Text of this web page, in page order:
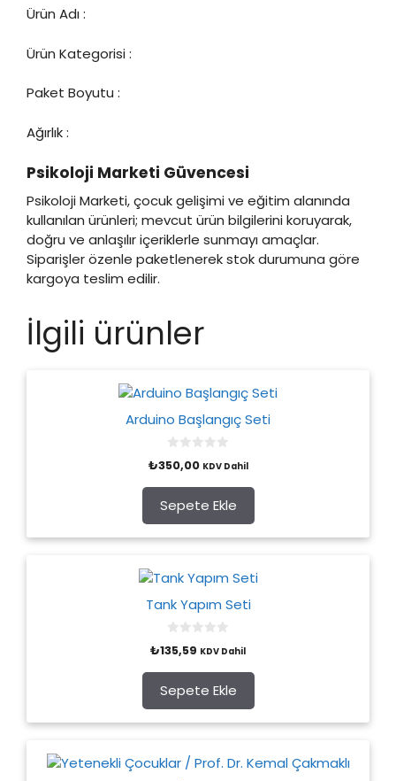
Ürün Adı :
Ürün Kategorisi :
Paket Boyutu :
Ağırlık :
Psikoloji Marketi Güvencesi
Psikoloji Marketi, çocuk gelişimi ve eğitim alanında
kullanılan ürünleri; mevcut ürün bilgilerini koruyarak,
doğru ve anlaşılır içeriklerle sunmayı amaçlar.
Siparişler özenle paketlenerek stok durumuna göre
kargoya teslim edilir.
İlgili ürünler
Arduino Başlangıç Seti
0
o
t
o
f
5
₺350,00 KDV Dahil
Sepete Ekle
Tank Yapım Seti
o
t
o
f
5
₺135,59 KDV Dahil
Sepete Ekle